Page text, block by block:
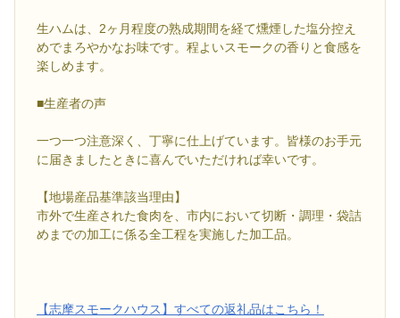
生ハムは、2ヶ月程度の熟成期間を経て燻煙した塩分控え
めでまろやかなお味です。程よいスモークの香りと食感を
楽しめます。
■生産者の声
一つ一つ注意深く、丁寧に仕上げています。皆様のお手元
に届きましたときに喜んでいただければ幸いです。
【地場産品基準該当理由】
市外で生産された食肉を、市内において切断・調理・袋詰
めまでの加工に係る全工程を実施した加工品。
【志摩スモークハウス】すべての返礼品はこちら！